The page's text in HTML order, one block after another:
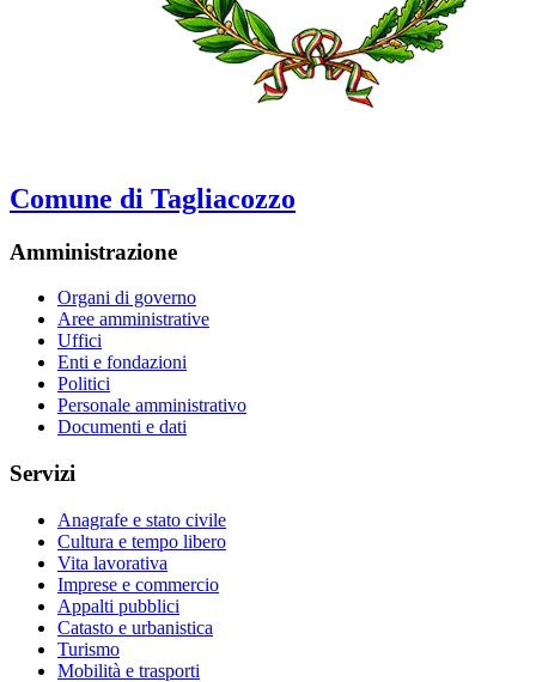
Comune di Tagliacozzo
Amministrazione
Organi di governo
Aree amministrative
Uffici
Enti e fondazioni
Politici
Personale amministrativo
Documenti e dati
Servizi
Anagrafe e stato civile
Cultura e tempo libero
Vita lavorativa
Imprese e commercio
Appalti pubblici
Catasto e urbanistica
Turismo
Mobilità e trasporti